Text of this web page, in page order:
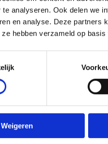
te analyseren. Ook delen we
en analyse. Deze partners
hebben verzameld op
Weigeren
🚫 Helaas is er
betekent dat er
en zeilen
voor